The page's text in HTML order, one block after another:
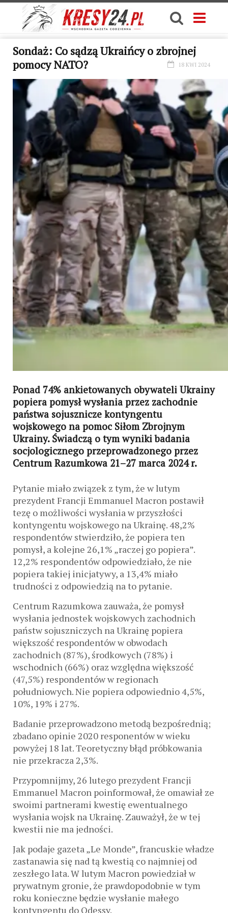
Sondaż: Co sądzą Ukraińcy o zbrojnej
pomocy NATO?
18 KWI 2024
Ponad 74% ankietowanych obywateli Ukrainy
popiera pomysł wysłania przez zachodnie
państwa sojusznicze kontyngentu
wojskowego na pomoc Siłom Zbrojnym
Ukrainy. Świadczą o tym wyniki badania
socjologicznego przeprowadzonego przez
Centrum Razumkowa 21–27 marca 2024 r.
Pytanie miało związek z tym, że w lutym
prezydent Francji Emmanuel Macron postawił
tezę o możliwości wysłania w przyszłości
kontyngentu wojskowego na Ukrainę. 48,2%
respondentów stwierdziło, że popiera ten
pomysł, a kolejne 26,1% „raczej go popiera”.
12,2% respondentów odpowiedziało, że nie
popiera takiej inicjatywy, a 13,4% miało
trudności z odpowiedzią na to pytanie.
Centrum Razumkowa zauważa, że ​​pomysł
wysłania jednostek wojskowych zachodnich
państw sojuszniczych na Ukrainę popiera
większość respondentów w obwodach
zachodnich (87%), środkowych (78%) i
wschodnich (66%) oraz względna większość
(47,5%) respondentów w regionach
południowych. Nie popiera odpowiednio 4,5%,
10%, 19% i 27%.
Badanie przeprowadzono metodą bezpośrednią;
zbadano opinie 2020 responentów w wieku
powyżej 18 lat. Teoretyczny błąd próbkowania
nie przekracza 2,3%.
Przypomnijmy, 26 lutego prezydent Francji
Emmanuel Macron poinformował, że omawiał ze
swoimi partnerami kwestię ewentualnego
wysłania wojsk na Ukrainę. Zauważył, że w tej
kwestii nie ma jedności.
Jak podaje gazeta „Le Monde”, francuskie władze
zastanawia się nad tą kwestią co najmniej od
zeszłego lata. W lutym Macron powiedział w
prywatnym gronie, że prawdopodobnie w tym
roku konieczne będzie wysłanie małego
kontyngentu do Odessy.